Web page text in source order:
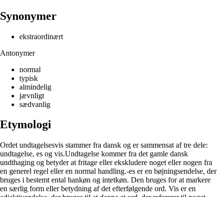
Synonymer
ekstraordinært
Antonymer
normal
typisk
almindelig
jævnligt
sædvanlig
Etymologi
Ordet undtagelsesvis stammer fra dansk og er sammensat af tre dele:
undtagelse, es og vis.Undtagelse kommer fra det gamle dansk
undthaging og betyder at fritage eller ekskludere noget eller nogen fra
en generel regel eller en normal handling.-es er en bøjningsendelse, der
bruges i bestemt ental hankøn og intetkøn. Den bruges for at markere
en særlig form eller betydning af det efterfølgende ord. Vis er en